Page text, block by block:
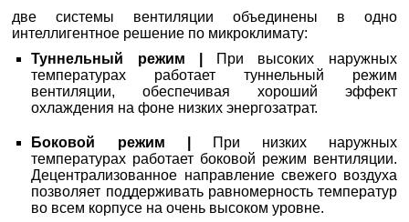
две системы вентиляции объединены в одно
интеллигентное решение по микроклимату:
Туннельный режим |
При высоких наружных
температурах работает туннельный режим
вентиляции, обеспечивая хороший эффект
охлаждения на фоне низких энергозатрат.
Боковой режим |
При низких наружных
температурах работает боковой режим вентиляции.
Децентрализованное направление свежего воздуха
позволяет поддерживать равномерность температур
во всем корпусе на очень высоком уровне.